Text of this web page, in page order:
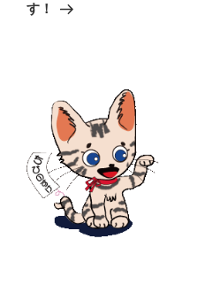
シ
投
す！